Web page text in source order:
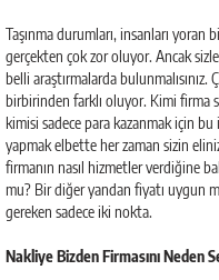
Taşınma durumları, insanları
gerçekten çok zor oluyor. Ancak
belli araştırmalarda
birbirinden farklı oluyor. Kimi firma
kimisi sadece para kazanmak için
yapmak elbette her zaman sizin
firmanın nasıl hizmetler verdiğine
mu? Bir diğer yandan fiyatı uygun
gereken sadece iki nokta.
Nakliye Bizden Firmasını Neden